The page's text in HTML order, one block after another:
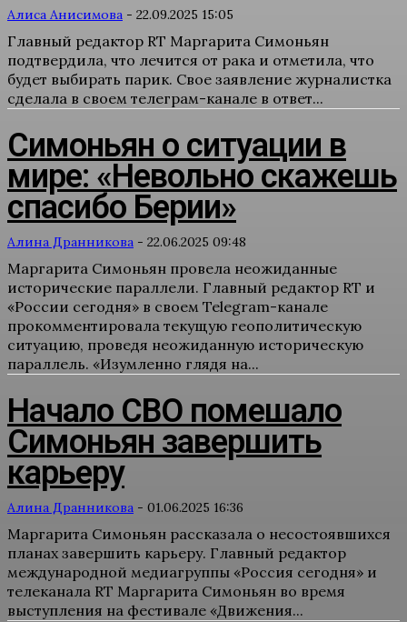
Алиса Анисимова - 22.09.2025 15:05
Главный редактор RT Маргарита Симоньян
подтвердила, что лечится от рака и отметила, что
будет выбирать парик. Свое заявление журналистка
сделала в своем телеграм-канале в ответ...
Симоньян о ситуации в
мире: «Невольно скажешь
спасибо Берии»
Алина Дранникова - 22.06.2025 09:48
Маргарита Симоньян провела неожиданные
исторические параллели. Главный редактор RT и
«России сегодня» в своем Telegram-канале
прокомментировала текущую геополитическую
ситуацию, проведя неожиданную историческую
параллель. «Изумленно глядя на...
Начало СВО помешало
Симоньян завершить
карьеру
Алина Дранникова - 01.06.2025 16:36
Маргарита Симоньян рассказала о несостоявшихся
планах завершить карьеру. Главный редактор
международной медиагруппы «Россия сегодня» и
телеканала RT Маргарита Симоньян во время
выступления на фестивале «Движения...